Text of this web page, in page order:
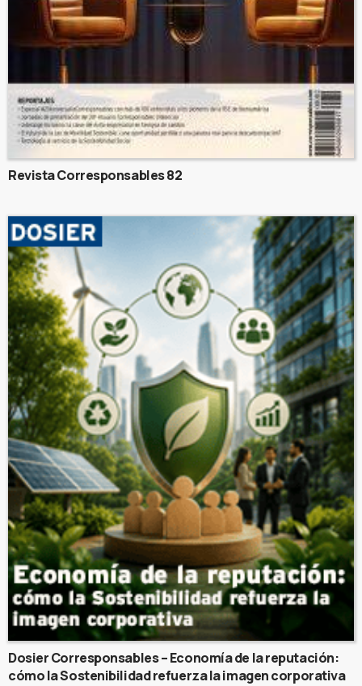
Revista Corresponsables 82
Dosier Corresponsables – Economía de la reputación:
cómo la Sostenibilidad refuerza la imagen corporativa